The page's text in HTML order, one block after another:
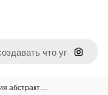
Поиск
абстракт…